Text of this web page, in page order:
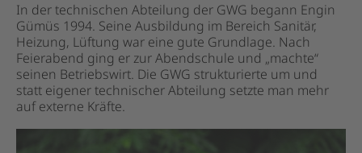
In der technischen Abteilung der GWG begann Engin
Gümüs 1994. Seine Ausbildung im Bereich Sanitär,
Heizung, Lüftung war eine gute Grundlage. Nach
Feierabend ging er zur Abendschule und „machte“
seinen Betriebswirt. Die GWG strukturierte um und
statt eigener technischer Abteilung setzte man mehr
auf externe Kräfte.